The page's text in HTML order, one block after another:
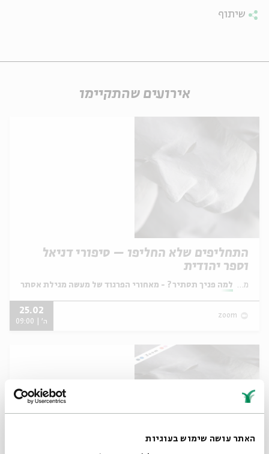
האתר עושה שימוש בעוגיות
שיתוף
אירועים שהתקיימו
התחליפים שלא החליפו – סיפורי דניאל
וספר יהודית
מתוך: למה פניך תסתיר? - מאחורי הפרגוד של מעשה מגילת אסתר
zoom
25.02
ה' | 09:00